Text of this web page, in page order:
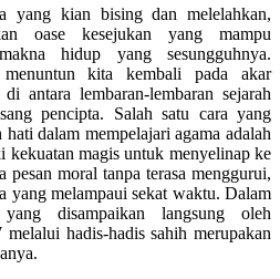
yang kian bising dan melelahkan,
oase kesejukan yang mampu
hidup yang sesungguhnya.
kita kembali pada akar
antara lembaran-lembaran sejarah
pencipta. Salah satu cara yang
dalam mempelajari agama adalah
magis untuk menyelinap ke
pesan moral tanpa terasa menggurui,
yang melampaui sekat waktu. Dalam
disampaikan langsung oleh
hadis-hadis sahih merupakan